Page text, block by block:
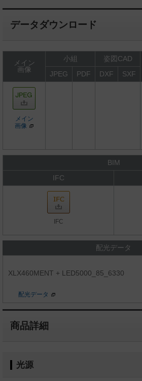
データダウンロード
メイン
画像
小組 姿図CAD
JPEG
PDF DXF SXF
メイン
画像
BIM
IFC
IFC
配光データ
XLX460MENT + LED5000_85_6330
配光データ
商品詳細
光源